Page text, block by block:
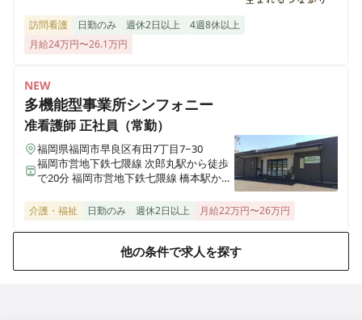
訪問看護 日勤のみ 週休2日以上
4週8休以上
月給24万円〜26.1万円
NEW
多機能型事業所シンフォニー
准看護師正社員（常勤）
福岡県福岡市早良区有田7丁目7−30
福岡市営地下鉄七隈線 次郎丸駅から徒歩
で20分 福岡市営地下鉄七隈線 橋本駅から
介護・福祉 日勤のみ 週休2日以上 月給22万円〜26万円
他の条件で求人を探す